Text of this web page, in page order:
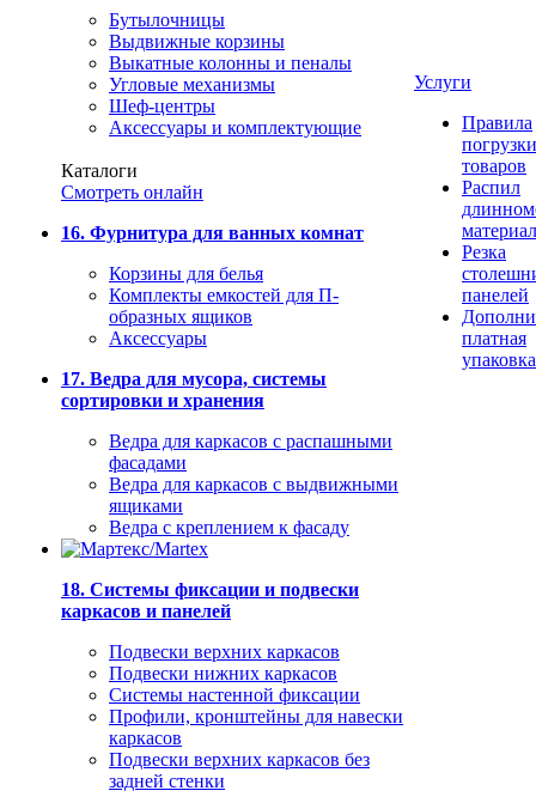
Бутылочницы
Выдвижные корзины
Выкатные колонны и пеналы
Угловые механизмы
Шеф-центры
Аксессуары и комплектующие
Каталоги
Смотреть онлайн
16. Фурнитура для ванных комнат
Корзины для белья
Комплекты емкостей для П-
образных ящиков
Аксессуары
17. Ведра для мусора, системы
сортировки и хранения
Ведра для каркасов с распашными
фасадами
Ведра для каркасов с выдвижными
ящиками
Ведра с креплением к фасаду
18. Системы фиксации и подвески
каркасов и панелей
Подвески верхних каркасов
Подвески нижних каркасов
Системы настенной фиксации
Профили, кронштейны для навески
каркасов
Подвески верхних каркасов без
задней стенки
Услуги
Правила
погрузки
товаров
Распил
Резка
панелей
платная
упаковка